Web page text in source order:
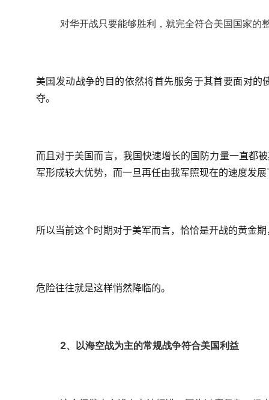
对华开战只要能够胜利，就完全符合美国国家的
美国发动战争的目的依然将首先服务于其首要面对
夺。
而且对于美国而言，我国快速增长的国防力量一直都
军形成较大优势，而一旦再任由我军照现在的速度发
所以当前这个时期对于美军而言，恰恰是开战的黄金
危险往往就是这样悄然降临的。
2、以海空战为主的常规战争符合美国利益